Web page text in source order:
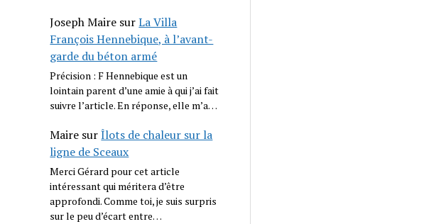
Joseph Maire surLa Villa
François Hennebique, à l’avant-
garde du béton armé
Précision : F Hennebique est un
lointain parent d’une amie à qui j’ai fait
suivre l’article. En réponse, elle m’a…
Maire surÎlots de chaleur sur la
ligne de Sceaux
Merci Gérard pour cet article
intéressant qui méritera d’être
approfondi. Comme toi, je suis surpris
sur le peu d’écart entre…